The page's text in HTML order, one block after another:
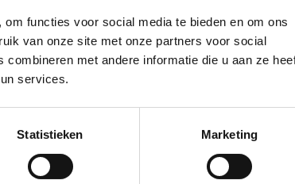
functies voor social media te bieden en om ons
van onze site met onze partners voor social
met andere informatie die u aan ze
services.
Statistieken Marketing
– 17:00
17:00
17:00
17:00